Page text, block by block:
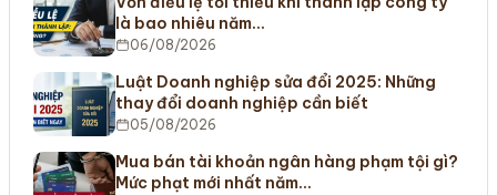
là bao nhiêu năm…
06/08/2026
Luật Doanh nghiệp sửa đổi 2025: Những
thay đổi doanh nghiệp cần biết
05/08/2026
Mua bán tài khoản ngân hàng phạm tội gì?
Mức phạt mới nhất năm…